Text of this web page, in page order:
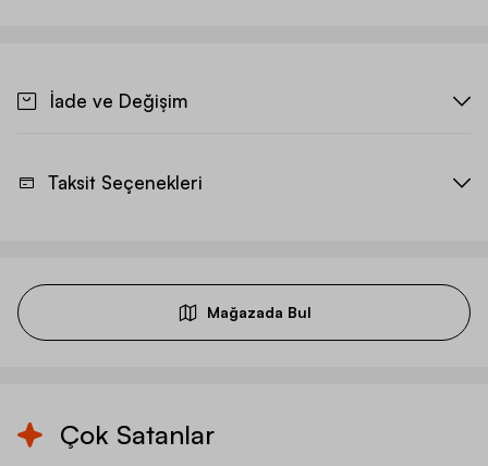
İade ve Değişim
Taksit Seçenekleri
Mağazada Bul
Çok Satanlar